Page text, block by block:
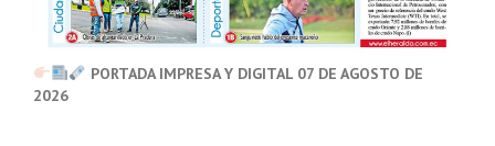
PORTADA IMPRESA Y DIGITAL 07 DE AGOSTO DE
2026